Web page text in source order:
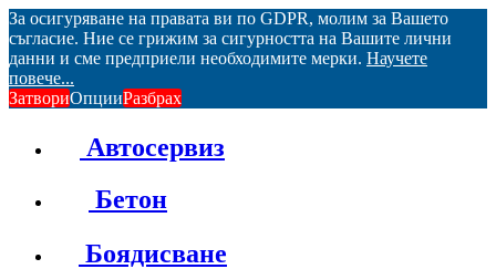
За осигуряване на правата ви по GDPR, молим за Вашето
съгласие. Ние се грижим за сигурността на Вашите лични
данни и сме предприели необходимите мерки. Научете
повече...
ЗатвориОпцииРазбрах
Автосервиз
Бетон
Боядисване